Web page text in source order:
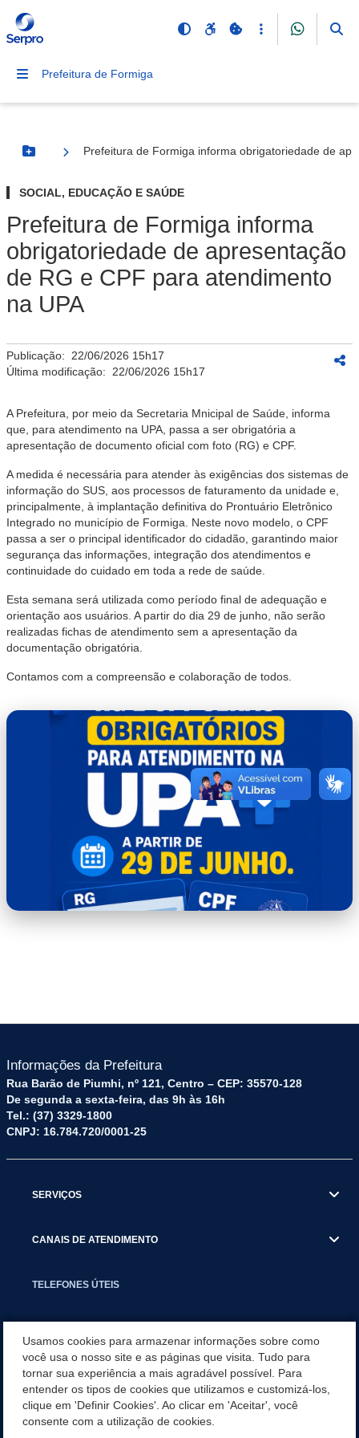
Prefeitura de Formiga
Botão Menu
Prefeitura de Formiga informa obrigatoriedade de
SOCIAL, EDUCAÇÃO E SAÚDE
Prefeitura de Formiga informa
obrigatoriedade de apresentação
de RG e CPF para atendimento
na UPA
Publicação: 22/06/2026 15h17
Última modificação: 22/06/2026 15h17
A Prefeitura, por meio da Secretaria Mnicipal de Saúde, informa
que, para atendimento na UPA, passa a ser obrigatória a
apresentação de documento oficial com foto (RG) e CPF.
A medida é necessária para atender às exigências dos sistemas de
informação do SUS, aos processos de faturamento da unidade e,
principalmente, à implantação definitiva do Prontuário Eletrônico
Integrado no município de Formiga. Neste novo modelo, o CPF
passa a ser o principal identificador do cidadão, garantindo maior
segurança das informações, integração dos atendimentos e
continuidade do cuidado em toda a rede de saúde.
Esta semana será utilizada como período final de adequação e
orientação aos usuários. A partir do dia 29 de junho, não serão
realizadas fichas de atendimento sem a apresentação da
documentação obrigatória.
Contamos com a compreensão e colaboração de todos.
Informações da Prefeitura
Rua Barão de Piumhi, nº 121, Centro – CEP: 35570-128
De segunda a sexta-feira, das 9h às 16h
Tel.: (37) 3329-1800
CNPJ: 16.784.720/0001-25
SERVIÇOS
CANAIS DE ATENDIMENTO
TELEFONES ÚTEIS
NOTÍCIAS
APLICATIVO
Usamos cookies para armazenar informações sobre como
você usa o nosso site e as páginas que visita. Tudo para
tornar sua experiência a mais agradável possível. Para
entender os tipos de cookies que utilizamos e customizá-los,
clique em 'Definir Cookies'. Ao clicar em 'Aceitar', você
consente com a utilização de cookies.